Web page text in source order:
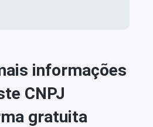
informações
CNPJ
gratuita